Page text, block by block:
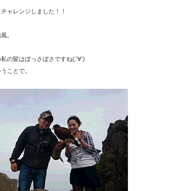
ャレンジしました！！
。
の髪はぼっさぼさですね(;’∀’)
ことで。